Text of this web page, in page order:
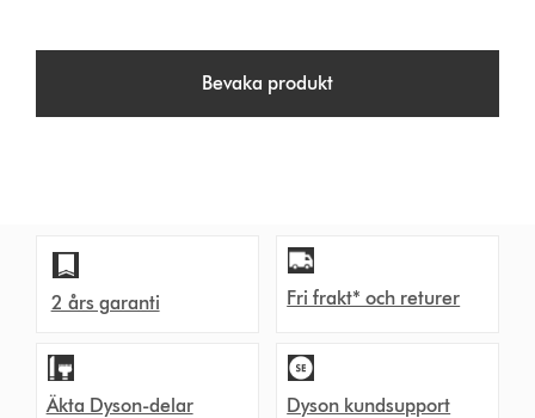
Bevaka produkt
2 års garanti Fri frakt* och returer
Äkta Dyson-delar Dyson kundsupport